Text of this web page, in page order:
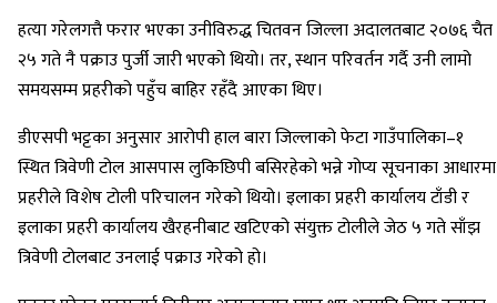
हत्या गरेलगत्तै फरार भएका उनीविरुद्ध चितवन जिल्ला अदालतबाट २०७६ चैत
२५ गते नै पक्राउ पुर्जी जारी भएको थियो। तर, स्थान परिवर्तन गर्दै उनी लामो
समयसम्म प्रहरीको पहुँच बाहिर रहँदै आएका थिए।
डीएसपी भट्टका अनुसार आरोपी हाल बारा जिल्लाको फेटा गाउँपालिका–१
स्थित त्रिवेणी टोल आसपास लुकिछिपी बसिरहेको भन्ने गोप्य सूचनाका आधारमा
प्रहरीले विशेष टोली परिचालन गरेको थियो। इलाका प्रहरी कार्यालय टाँडी र
इलाका प्रहरी कार्यालय खैरहनीबाट खटिएको संयुक्त टोलीले जेठ ५ गते साँझ
त्रिवेणी टोलबाट उनलाई पक्राउ गरेको हो।